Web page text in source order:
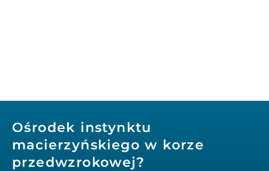
Ośrodek instynktu
macierzyńskiego w korze
przedwzrokowej?